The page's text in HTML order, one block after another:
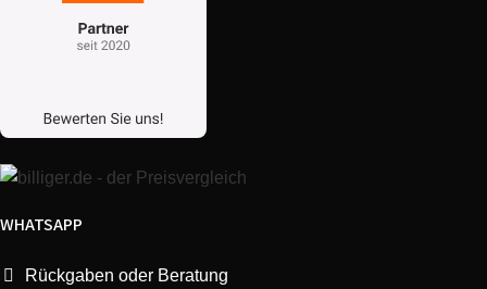
WHATSAPP
Rückgaben oder Beratung